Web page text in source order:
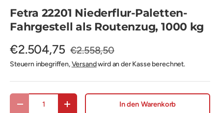
Fetra 22201 Niederflur-Paletten-
Fahrgestell als Routenzug, 1000 kg
€2.504,75 €2.558,50
Steuern inbegriffen,Versandwird an der Kasse berechnet.
Anzahl
Menge verringernMenge erhöhen In den Warenkorb